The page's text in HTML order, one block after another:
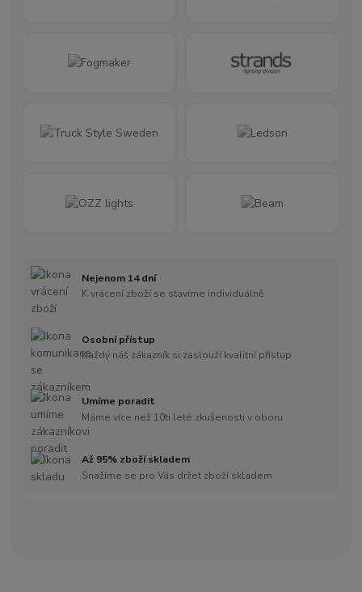
Nejenom 14 dní
K vrácení zboží se stavíme individuálně
Osobní přístup
Každý náš zákazník si zaslouží kvalitní přístup
Umíme poradit
Máme více než 10ti leté zkušenosti v oboru
Až 95% zboží skladem
Snažíme se pro Vás držet zboží skladem